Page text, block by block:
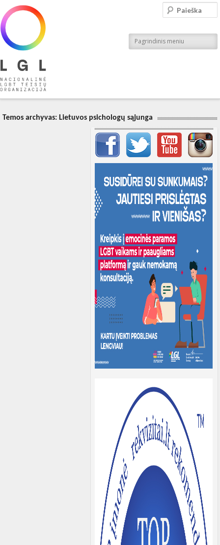
Nacionalinė LGBT teisių organizacija
Pagrindinis meniu
Paieška
Temos archyvas: Lietuvos psichologų sąjunga
Svarbių įrašų meniu